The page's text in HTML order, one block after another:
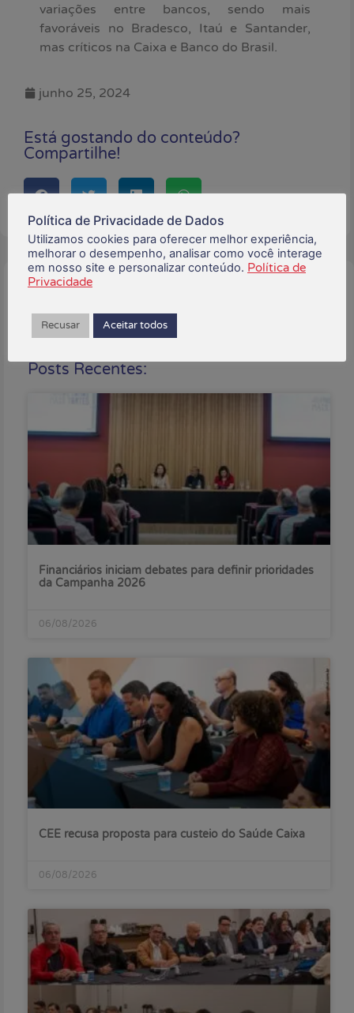
variações entre bancos, sendo mais
favoráveis no Bradesco, Itaú e Santander,
mas críticos na Caixa e Banco do Brasil.
junho 25, 2024
Está gostando do conteúdo?
Compartilhe!
Buscar:
Posts Recentes:
Financiários iniciam debates para definir prioridades
da Campanha 2026
06/08/2026
CEE recusa proposta para custeio do Saúde Caixa
06/08/2026
Política de Privacidade de Dados
Utilizamos cookies para oferecer melhor experiência,
melhorar o desempenho, analisar como você interage
em nosso site e personalizar conteúdo. Política de
Privacidade
Recusar Aceitar todos